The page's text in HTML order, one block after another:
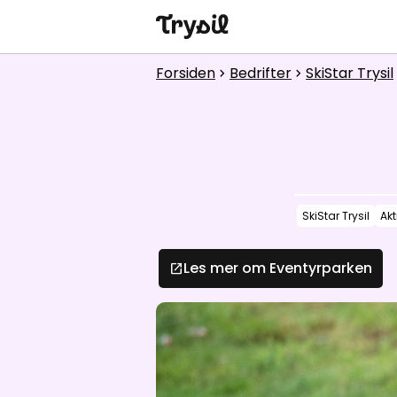
Forsiden chevron_right Bedrifter chevron_right SkiStar Trysil
SkiStar Trysil
open_in_newLes mer om Eventyrparken